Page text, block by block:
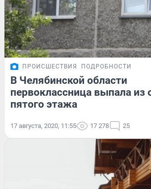
ПРОИСШЕСТВИЯ ПОДРОБНОСТИ
В Челябинской области
первоклассница выпала из
пятого этажа
17 августа, 2020, 11:55 17 278 25